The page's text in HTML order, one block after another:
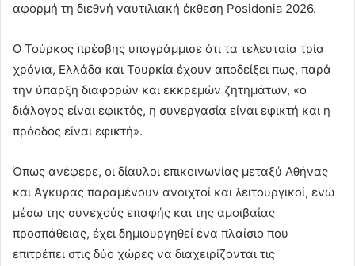
αφορμή τη διεθνή ναυτιλιακή έκθεση Posidonia 2026.
Ο Τούρκος πρέσβης υπογράμμισε ότι τα τελευταία τρία
χρόνια, Ελλάδα και Τουρκία έχουν αποδείξει πως, παρά
την ύπαρξη διαφορών και εκκρεμών ζητημάτων, «ο
διάλογος είναι εφικτός, η συνεργασία είναι εφικτή και η
πρόοδος είναι εφικτή».
Όπως ανέφερε, οι δίαυλοι επικοινωνίας μεταξύ Αθήνας
και Άγκυρας παραμένουν ανοιχτοί και λειτουργικοί, ενώ
μέσω της συνεχούς επαφής και της αμοιβαίας
προσπάθειας, έχει δημιουργηθεί ένα πλαίσιο που
επιτρέπει στις δύο χώρες να διαχειρίζονται τις